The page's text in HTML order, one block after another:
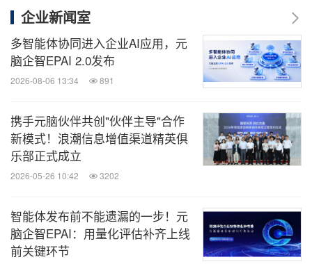
务。调度系统根据分布式任务对GPU算力的需求，通
过多种亲和性调度策略，大大降低构建分布式训练任
务的技术门槛。
上积累了宝贵的经验和技术，帮助诸多行业客户在资
源、开发、部署层面实现降本增效。在垂直行业领
域，AIStation平台帮助头部金融客户、生物制药服务
大模型业务成本。某大型商业银行基于AIStation打造
的并行运算集群，凭借领先的大规模分布式训练支撑
企业新闻室
多智能体协同进入企业AI应用，元
脑企智EPAI 2.0发布
2026-08-06 13:34 891
携手元脑伙伴共创"伙伴主导"合作
新模式！浪潮信息增值渠道精英俱
乐部正式成立
2026-05-26 10:42 3202
智能体发布前不能遗漏的一步！元
脑企智EPAI：用量化评估补齐上线
前关键环节